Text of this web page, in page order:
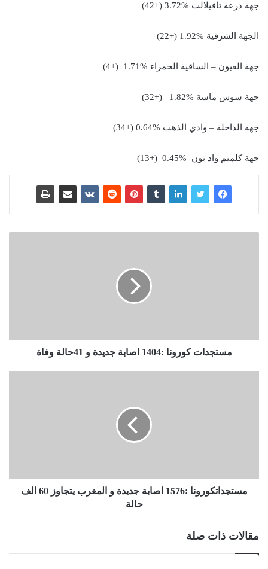
جهة درعة تافيلالت %3.72 (+42)
الجهة الشرقية %1.92 (+22)
جهة العيون – الساقية الحمراء %1.71 (+4)
جهة سوس ماسة %1.82 (+32)
جهة الداخلة – وادي الذهب %0.64 (+34)
جهة كلميم واد نون %0.45 (+13)
مستجدات كورونا :1404 اصابة جديدة و 41حالة وفاة
مستجداتكورونا :1576 اصابة جديدة و المغرب يتجاوز 60 الف
حالة
مقالات ذات صلة